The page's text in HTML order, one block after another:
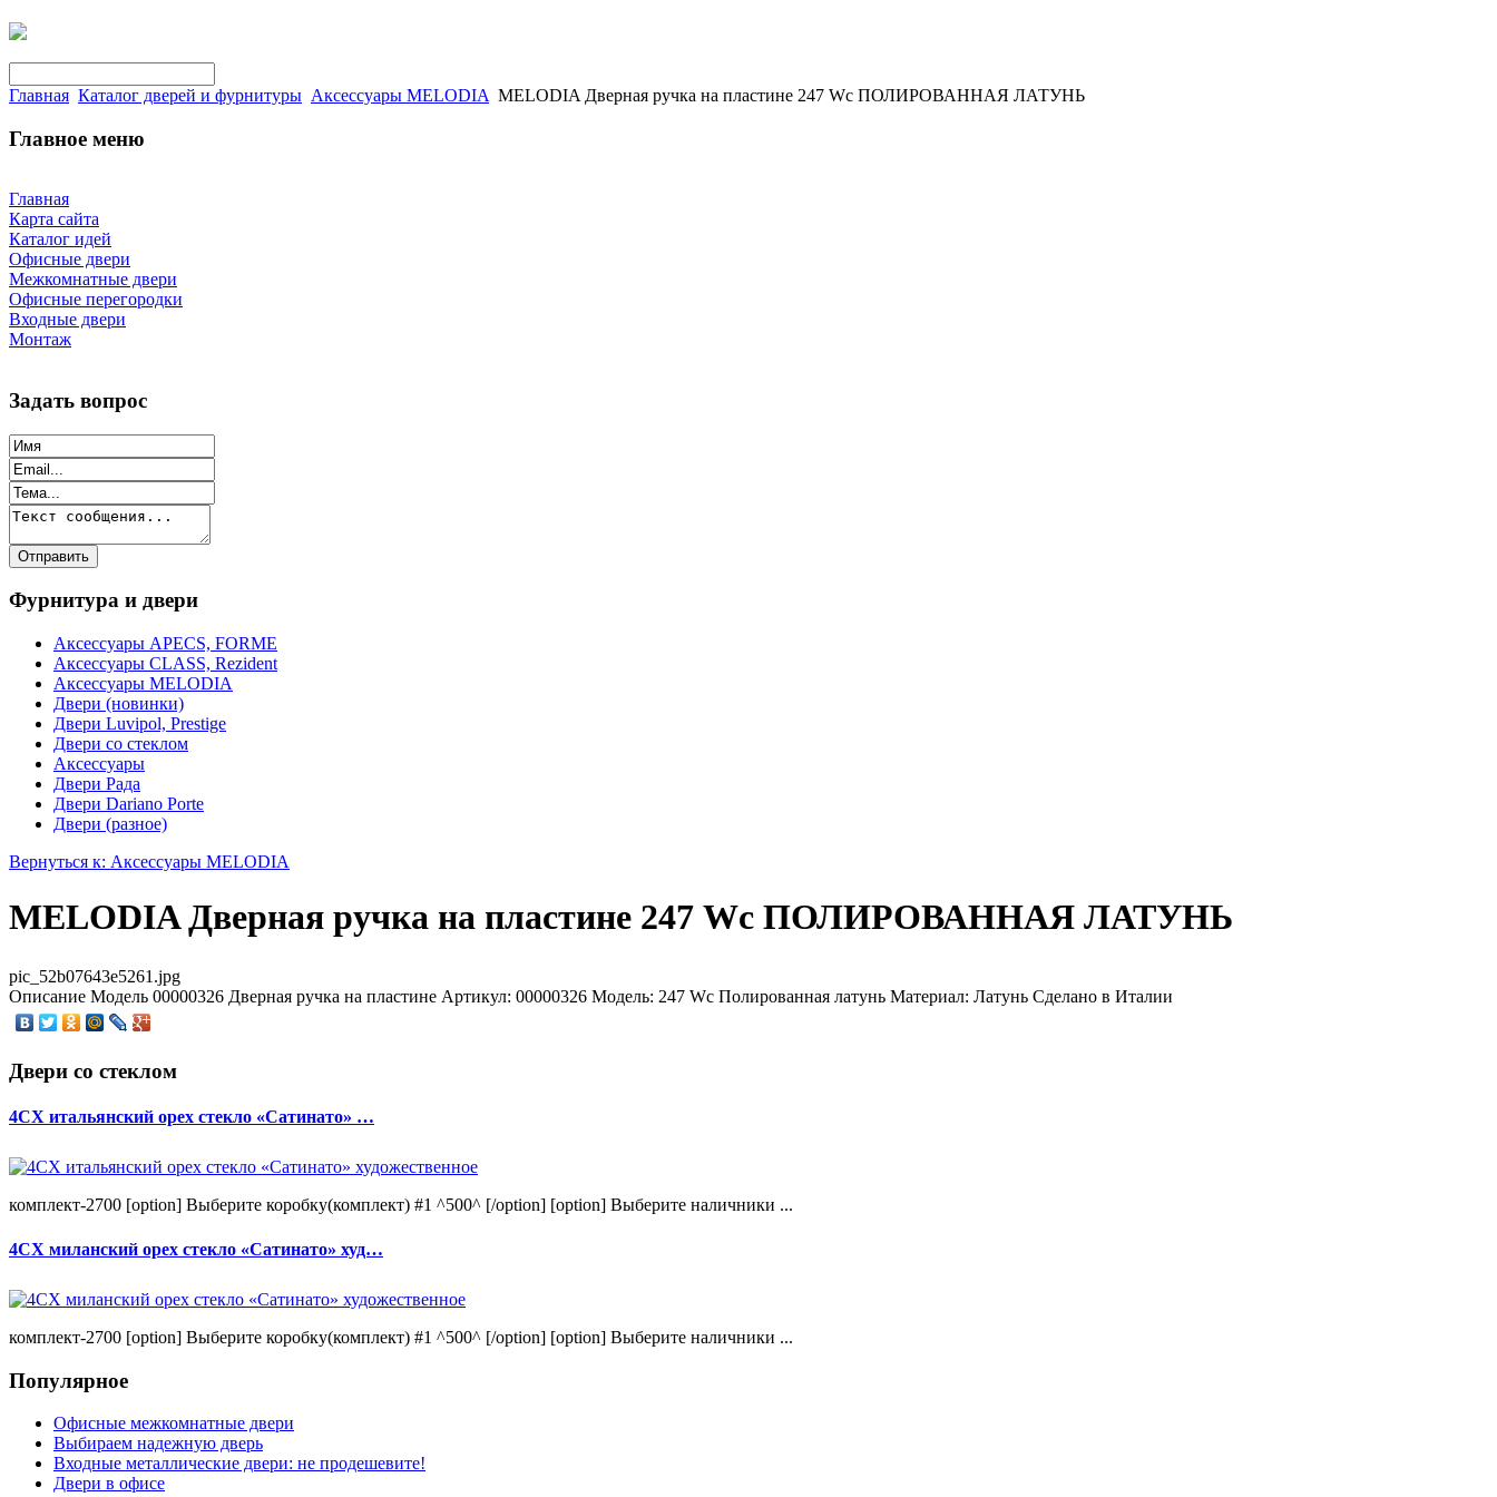
Главная Каталог дверей и фурнитуры Аксессуары MELODIA MELODIA Дверная ручка на пластине 247 Wc ПОЛИРОВАННАЯ ЛАТУНЬ
Главное меню
Главная
Карта сайта
Каталог идей
Офисные двери
Межкомнатные двери
Офисные перегородки
Входные двери
Монтаж
Задать вопрос
Фурнитура и двери
Аксессуары APECS, FORME
Аксессуары CLASS, Rezident
Аксессуары MELODIA
Двери (новинки)
Двери Luvipol, Prestige
Двери со стеклом
Аксессуары
Двери Рада
Двери Dariano Porte
Двери (разное)
Вернуться к: Аксессуары MELODIA
MELODIA Дверная ручка на пластине 247 Wc ПОЛИРОВАННАЯ ЛАТУНЬ
pic_52b07643e5261.jpg
Описание Модель 00000326 Дверная ручка на пластине Артикул: 00000326 Модель: 247 Wc Полированная латунь Материал: Латунь Сделано в Италии
Двери со стеклом
4CХ итальянский орех стекло «Сатинато» …
комплект-2700 [option] Выберите коробку(комплект) #1 ^500^ [/option] [option] Выберите наличники ...
4CХ миланский орех стекло «Сатинато» худ…
комплект-2700 [option] Выберите коробку(комплект) #1 ^500^ [/option] [option] Выберите наличники ...
Популярное
Офисные межкомнатные двери
Выбираем надежную дверь
Входные металлические двери: не продешевите!
Двери в офисе